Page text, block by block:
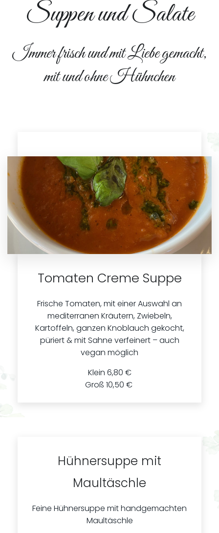
Suppen und Salate
Immer frisch und mit Liebe gemacht,
mit und ohne Hühnchen
Tomaten Creme Suppe
Frische Tomaten, mit einer Auswahl an
mediterranen Kräutern, Zwiebeln,
Kartoffeln, ganzen Knoblauch gekocht,
püriert & mit Sahne verfeinert – auch
vegan möglich
Klein 6,80 €
Groß 10,50 €
Hühnersuppe mit
Maultäschle
Feine Hühnersuppe mit handgemachten
Maultäschle